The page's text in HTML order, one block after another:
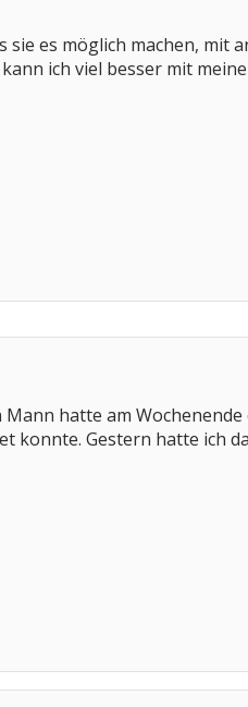
sie es möglich machen,
ich viel besser mit
hatte am
konnte. Gestern hatte ich